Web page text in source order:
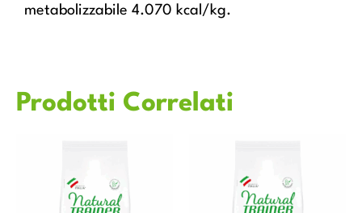
metabolizzabile 4.070 kcal/kg.
Prodotti Correlati